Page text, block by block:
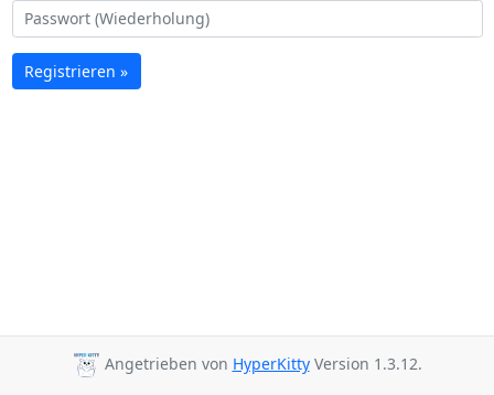
Registrieren »
Angetrieben von HyperKittyVersion 1.3.12.